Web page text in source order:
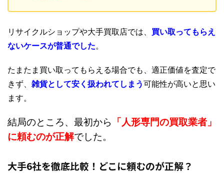
リサイクルショップや大手買取店では、 買い取ってもらえ
ないケースが普通でした。
たまたま買い取ってもらえる場合でも、適正価値を査定で
きず、 雑貨として安く扱われてしまう可能性が高いと思い
ます。
結局のところ、最初から 「人形専門の買取業者」
に頼むのが正解でした。
大手6社を徹底比較！どこに頼むのが正解？